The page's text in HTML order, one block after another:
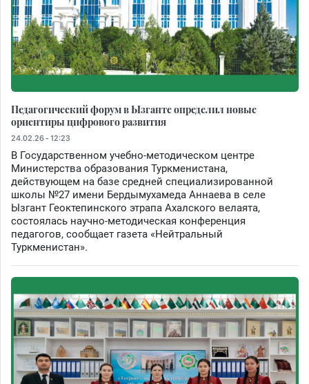
Педагогический форум в Ызганте определил новые
ориентиры цифрового развития
24.02.26 - 12:23
В Государственном учебно-методическом центре
Министерства образования Туркменистана,
действующем на базе средней специализированной
школы №27 имени Бердымухамеда Аннаева в селе
Ызгант Геоктепинского этрапа Ахалского велаята,
состоялась научно-методическая конференция
педагогов, сообщает газета «Нейтральный
Туркменистан».